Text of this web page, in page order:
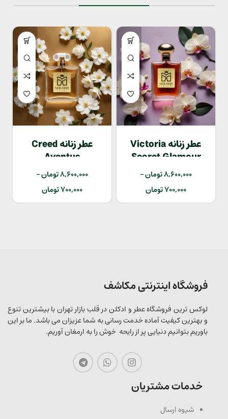
عطر زنانه Victoria
Secret Glamour
8,600,000تومان–
700,000تومان
عطر زنانه Creed
Aventus
8,600,000تومان–
700,000تومان
فروشگاه اینترنتی مکاشف
لوکس ترین فروشگاه عطر و ادکلن در قلب بازار تهران با بیشترین تنوع
و بهترین کیفیت آماده خدمت رسانی به شما عزیزان می باشد. ما بر این
باوریم بتوانیم دنیایی پر از رایحه خوش را به ارمغان آوریم.
خدمات مشتریان
شیوه ارسال